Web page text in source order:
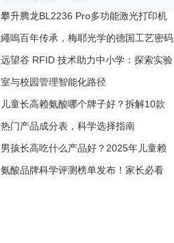
攀升腾龙BL2236 Pro多功能激光打印机
繩嗚百年传承，梅耶光学的德国工艺密码
远望谷 RFID 技术助力中小学：探索实验
室与校园管理智能化路径
​儿童长高赖氨酸哪个牌子好？拆解10款
热门产品成分表，科学选择指南
​男孩长高吃什么产品好？2025年儿童赖
氨酸品牌科学评测榜单发布！家长必看